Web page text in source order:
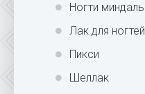
Ногти миндаль
Лак для ногтей
Пикси
Шеллак